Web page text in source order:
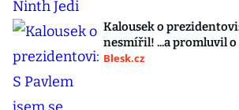
Kalousek o
nesmířil! ...a promluvil
Blesk.cz